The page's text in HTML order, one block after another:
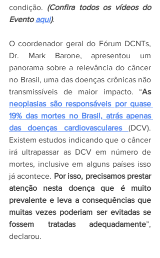
condição. (Confira todos os vídeos do
Evento aqui).
O coordenador geral do Fórum DCNTs,
Dr. Mark Barone, apresentou um
panorama sobre a relevância do câncer
no Brasil, uma das doenças crônicas não
transmissíveis de maior impacto. “
As
neoplasias são responsáveis por quase
19% das mortes no Brasil, atrás apenas
das doenças cardiovasculares
(DCV).
Existem estudos indicando que o câncer
irá ultrapassar as DCV em número de
mortes, inclusive em alguns países isso
já acontece. Por isso, precisamos prestar
atenção nesta doença que é muito
prevalente e leva a consequências que
muitas vezes poderiam ser evitadas se
fossem tratadas adequadamente”,
declarou.